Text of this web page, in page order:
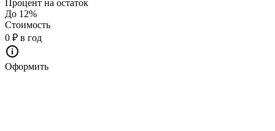
Процент на остаток
До 12%
Стоимость
0 ₽ в год
Оформить